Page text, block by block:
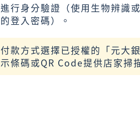
進行身分驗證（使用生物辨識
的登入密碼）。
付款方式選擇已授權的「元大
示條碼或QR Code提供店家掃